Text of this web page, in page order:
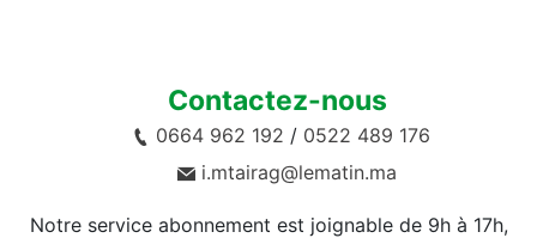
Contactez-nous
0664 962 192 / 0522 489 176
i.mtairag@lematin.ma
Notre service abonnement est joignable de 9h à 17h,